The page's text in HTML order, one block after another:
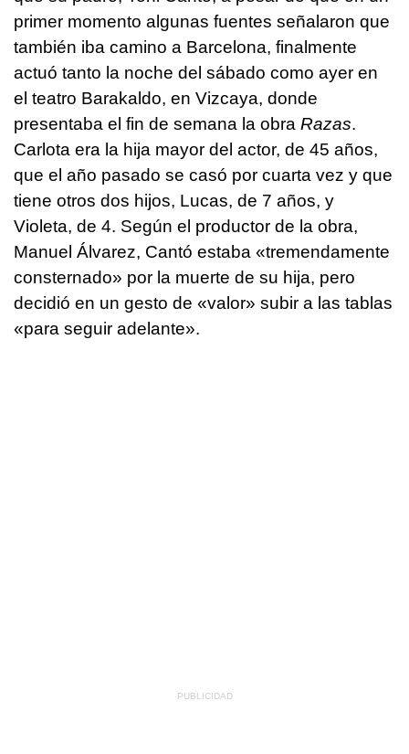
primer momento algunas fuentes señalaron que
también iba camino a Barcelona, finalmente
actuó tanto la noche del sábado como ayer en
el teatro Barakaldo, en Vizcaya, donde
presentaba el fin de semana la obra Razas.
Carlota era la hija mayor del actor, de 45 años,
que el año pasado se casó por cuarta vez y que
tiene otros dos hijos, Lucas, de 7 años, y
Violeta, de 4. Según el productor de la obra,
Manuel Álvarez, Cantó estaba «tremendamente
consternado» por la muerte de su hija, pero
decidió en un gesto de «valor» subir a las tablas
«para seguir adelante».